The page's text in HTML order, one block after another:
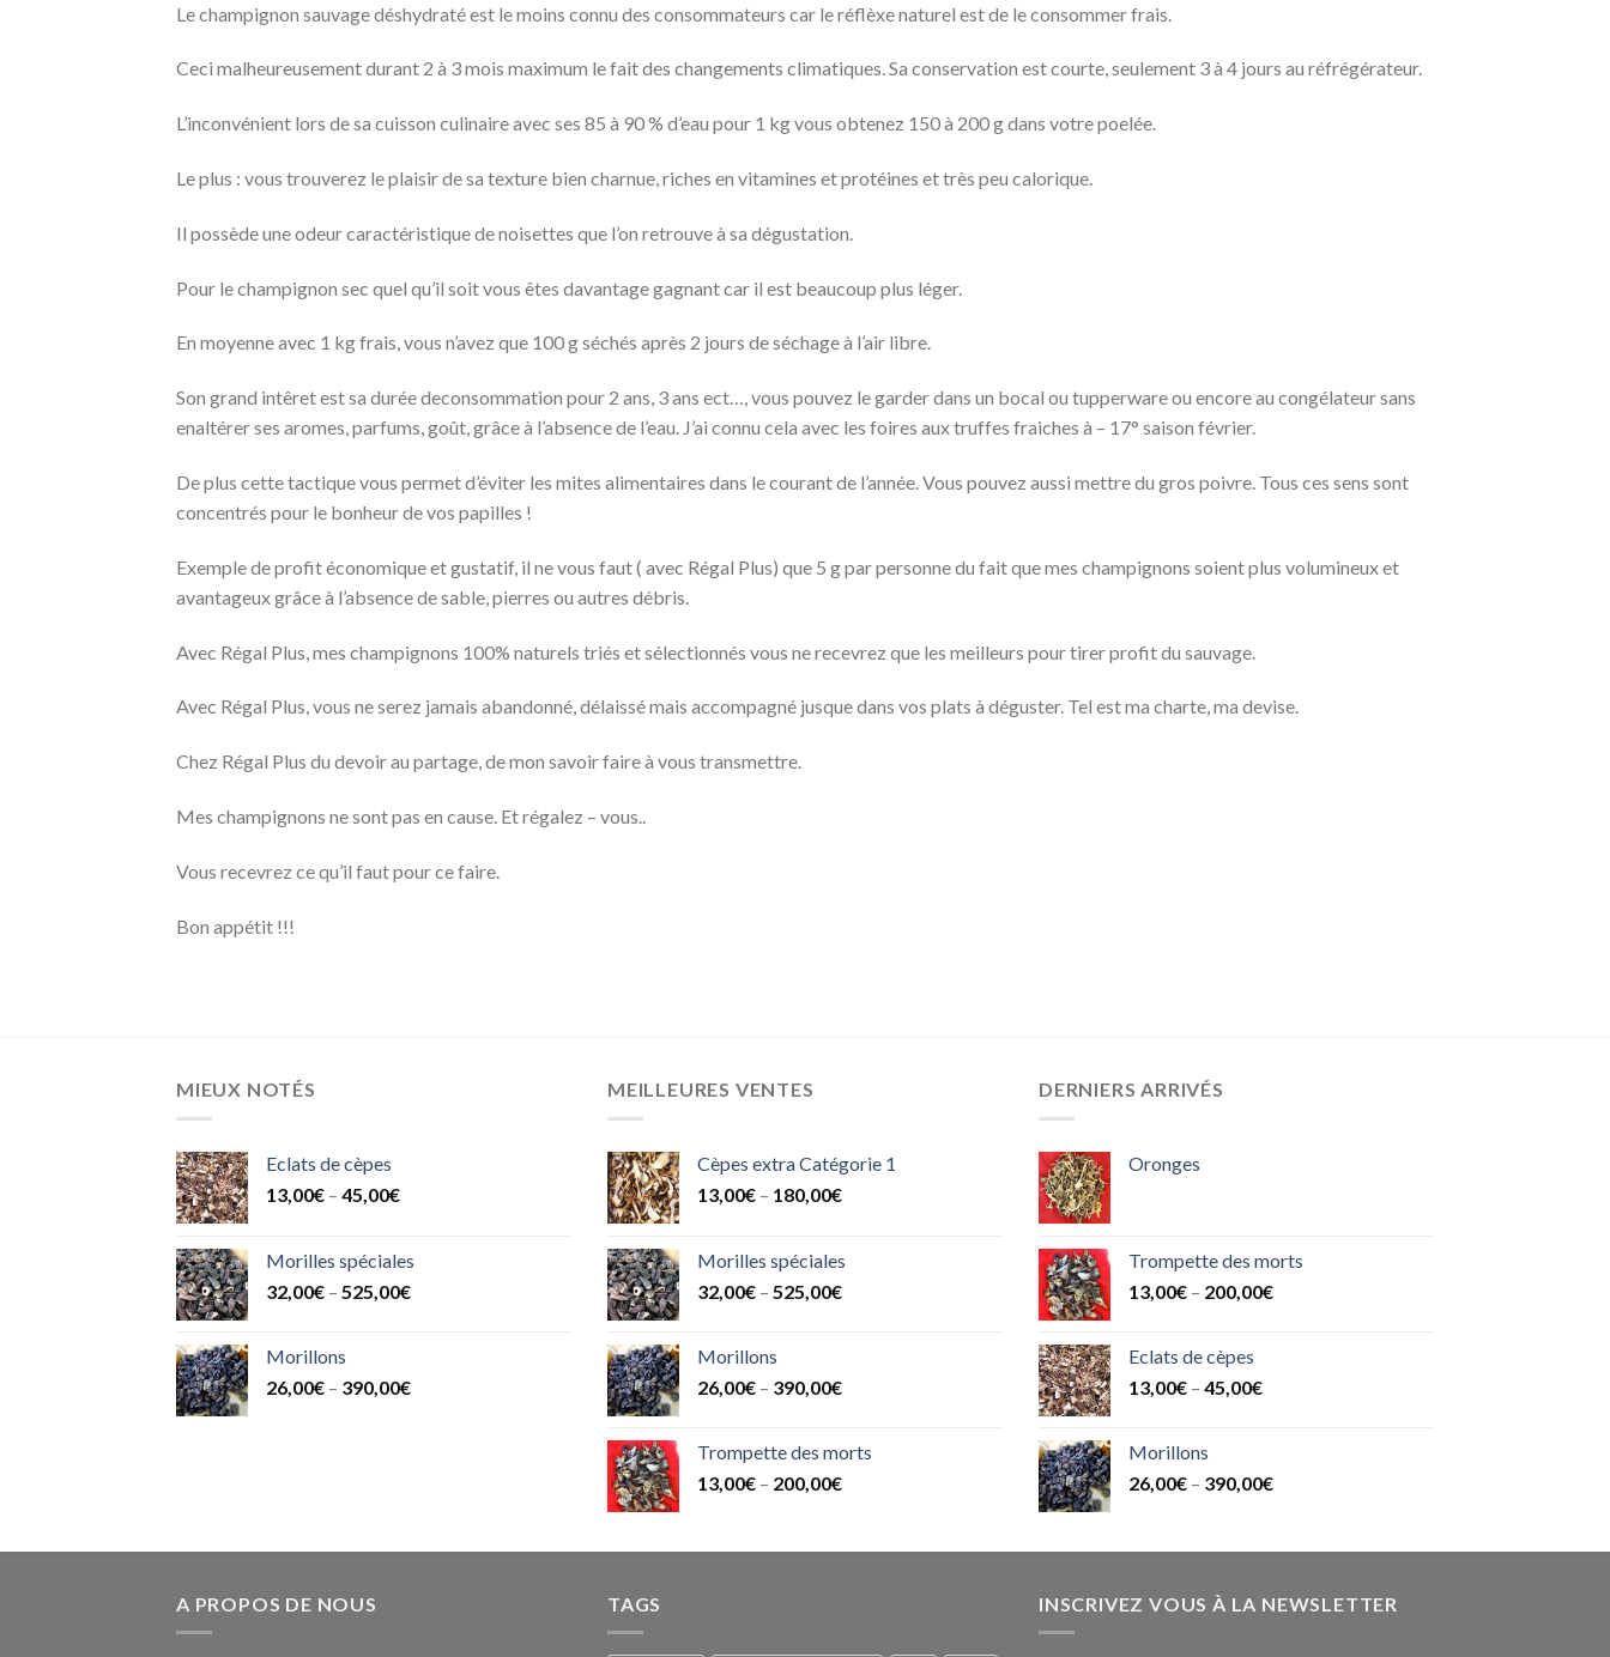
Le champignon sauvage déshydraté est le moins connu des consommateurs car le réflèxe naturel est de le consommer frais.
Ceci malheureusement durant 2 à 3 mois maximum le fait des changements climatiques. Sa conservation est courte, seulement 3 à 4 jours au réfrégérateur.
L’inconvénient lors de sa cuisson culinaire avec ses 85 à 90 % d’eau pour 1 kg vous obtenez 150 à 200 g dans votre poelée.
Le plus : vous trouverez le plaisir de sa texture bien charnue, riches en vitamines et protéines et très peu calorique.
Il possède une odeur caractéristique de noisettes que l’on retrouve à sa dégustation.
Pour le champignon sec quel qu’il soit vous êtes davantage gagnant car il est beaucoup plus léger.
En moyenne avec 1 kg frais, vous n’avez que 100 g séchés après 2 jours de séchage à l’air libre.
Son grand intêret est sa durée deconsommation pour 2 ans, 3 ans ect…, vous pouvez le garder dans un bocal ou tupperware ou encore au congélateur sans
enaltérer ses aromes, parfums, goût, grâce à l’absence de l’eau. J’ai connu cela avec les foires aux truffes fraiches à – 17° saison février.
De plus cette tactique vous permet d’éviter les mites alimentaires dans le courant de l’année. Vous pouvez aussi mettre du gros poivre. Tous ces sens sont
concentrés pour le bonheur de vos papilles !
Exemple de profit économique et gustatif, il ne vous faut ( avec Régal Plus) que 5 g par personne du fait que mes champignons soient plus volumineux et
avantageux grâce à l’absence de sable, pierres ou autres débris.
Avec Régal Plus, mes champignons 100% naturels triés et sélectionnés vous ne recevrez que les meilleurs pour tirer profit du sauvage.
Avec Régal Plus, vous ne serez jamais abandonné, délaissé mais accompagné jusque dans vos plats à déguster. Tel est ma charte, ma devise.
Chez Régal Plus du devoir au partage, de mon savoir faire à vous transmettre.
Mes champignons ne sont pas en cause. Et régalez – vous..
Vous recevrez ce qu’il faut pour ce faire.
Bon appétit !!!
MIEUX NOTÉS
Eclats de cèpes
13,00€ – 45,00€
Morilles spéciales
32,00€ – 525,00€
Morillons
26,00€ – 390,00€
MEILLEURES VENTES
Cèpes extra Catégorie 1
13,00€– 180,00€
Morilles spéciales
32,00€– 525,00€
Morillons
26,00€– 390,00€
Trompette des morts
13,00€– 200,00€
DERNIERS ARRIVÉS
Oronges
Trompette des morts
13,00€– 200,00€
Eclats de cèpes
13,00€– 45,00€
Morillons
26,00€– 390,00€
A PROPOS DE NOUS TAGS INSCRIVEZ VOUS À LA NEWSLETTER